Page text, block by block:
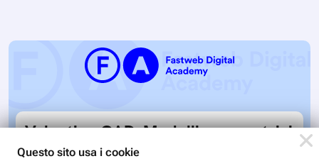
Valentina CAD: Modelli parametrici
Modelli parametrici è il corso che ci permette di